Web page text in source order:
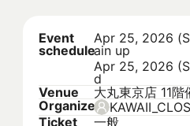
Event
schedule
Apr 25, 2026
ain up
Apr 25, 2026
d
Venue
大丸東京店 11階
Organizer
Ticket
一般